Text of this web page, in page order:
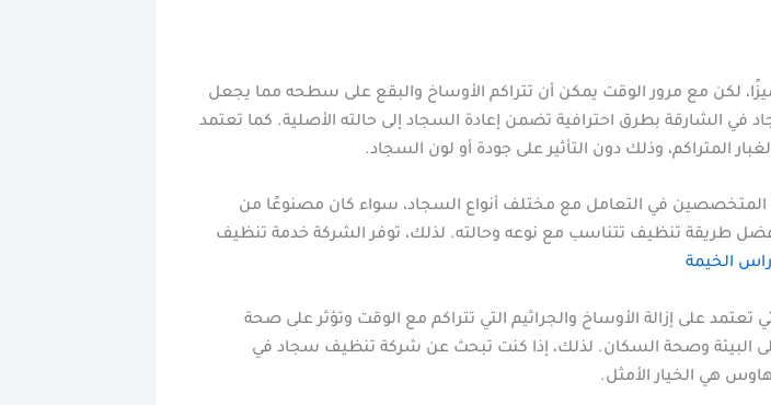
لكن مع مرور الوقت يمكن أن تتراكم الأوساخ والبقع على سطحه مما يجعل
الشارقة بطرق احترافية تضمن إعادة السجاد إلى حالته الأصلية. كما تعتمد
المتراكم، وذلك دون التأثير على جودة أو لون السجاد.
المتخصصين في التعامل مع مختلف أنواع السجاد، سواء كان مصنوعًا من
طريقة تنظيف تتناسب مع نوعه وحالته. لذلك، توفر الشركة خدمة تنظيف
الخيمة
على إزالة الأوساخ والجراثيم التي تتراكم مع الوقت وتؤثر على صحة
البيئة وصحة السكان. لذلك، إذا كنت تبحث عن شركة تنظيف سجاد في
هي الخيار الأمثل.